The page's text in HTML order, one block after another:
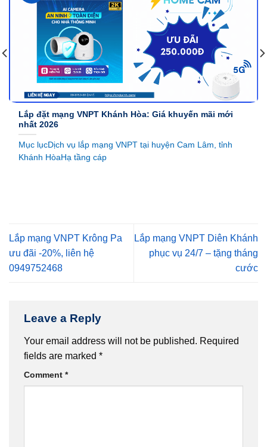
Lắp đặt mạng VNPT Khánh Hòa: Giá khuyến mãi mới
nhất 2026
Mục lụcDịch vụ lắp mạng VNPT tại huyện Cam Lâm, tỉnh
Khánh HòaHạ tầng cáp
Lắp mạng VNPT Krông Pa
ưu đãi -20%, liên hệ
0949752468
Lắp mạng VNPT Diên Khánh
phục vụ 24/7 – tặng tháng
cước
Leave a Reply
Your email address will not be published. Required
fields are marked *
Comment *